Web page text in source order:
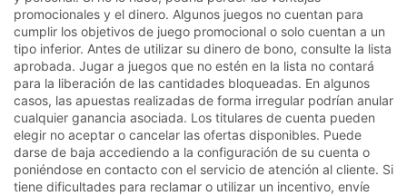
promocionales y el dinero. Algunos juegos no cuentan para
cumplir los objetivos de juego promocional o solo cuentan a un
tipo inferior. Antes de utilizar su dinero de bono, consulte la lista
aprobada. Jugar a juegos que no estén en la lista no contará
para la liberación de las cantidades bloqueadas. En algunos
casos, las apuestas realizadas de forma irregular podrían anular
cualquier ganancia asociada. Los titulares de cuenta pueden
elegir no aceptar o cancelar las ofertas disponibles. Puede
darse de baja accediendo a la configuración de su cuenta o
poniéndose en contacto con el servicio de atención al cliente. Si
tiene dificultades para reclamar o utilizar un incentivo, envíe